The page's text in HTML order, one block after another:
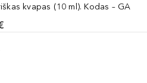
kvapas (10 ml). Kodas – GA